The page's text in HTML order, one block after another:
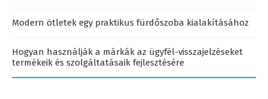
Modern ötletek egy praktikus fürdőszoba kialakításához
Hogyan használják a márkák az ügyfél-visszajelzéseket
termékeik és szolgáltatásaik fejlesztésére